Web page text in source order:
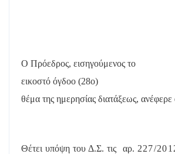
Ο Πρόεδρος, εισηγούμενος το
εικοστό όγδοο (28o)
θέμα της ημερησίας διατάξεως, ανέφερε
Θέτει υπόψη του Δ.Σ. τις αρ. 227/